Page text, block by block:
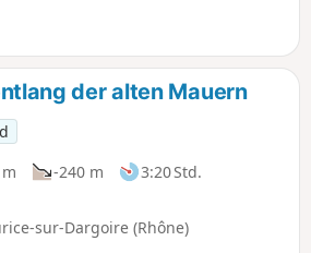
der alten Mauern
-240 m
3:20 Std.
sur-Dargoire (Rhône)